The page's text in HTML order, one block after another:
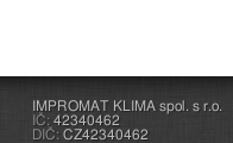
IMPROMAT KLIMA spol. s r.o.
IČ: 42340462
DIČ: CZ42340462